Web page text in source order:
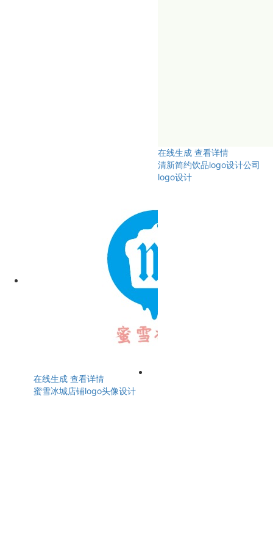
在线生成 查看详情
清新简约饮品logo设计公司
logo设计
在线生成 查看详情
蜜雪冰城店铺logo头像设计